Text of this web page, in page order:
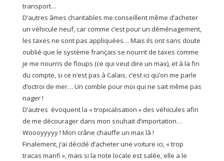
transport…
D’autres âmes charitables me conseillent même d’acheter
un véhicule neuf, car comme c’est pour un déménagement,
les taxes ne sont pas appliquées… Mais ils ont sans doute
oublié que le système français se nourrit de taxes comme
je me nourris de floups (ce qui veut dire un max), et à la fin
du compte, si ce n’est pas à Calais, c’est ici qu’on me parle
d’octroi de mer… Un comble pour moi qui ne sait même pas
nager !
D’autres évoquent la « tropicalisation » des véhicules afin
de me décourager dans mon souhait d’importation…
Woooyyyyy ! Mon crâne chauffe un max là !
Finalement, j’ai décidé d’acheter une voiture ici, « trop
tracas manfi », mais si la note locale est salée, elle a le